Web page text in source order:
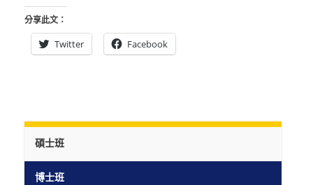
碩士班
博士班
分享此文：
Twitter Facebook